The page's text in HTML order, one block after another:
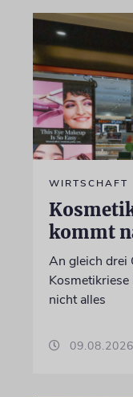
WIRTSCHAFT
kommt
An gleich drei
nicht alles
09.08.2026